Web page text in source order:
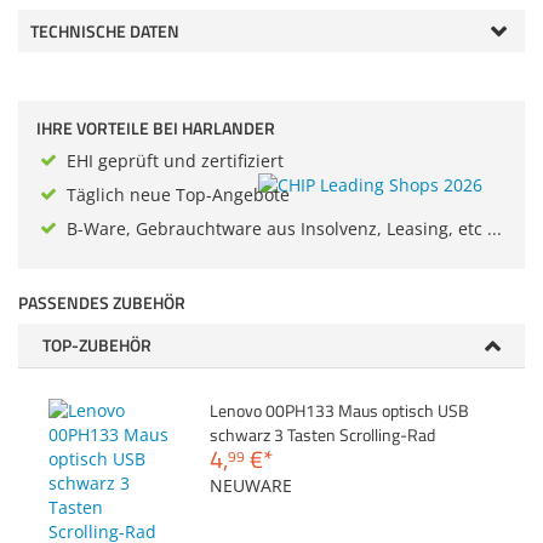
Merkzettel
TECHNISCHE DATEN
IHRE VORTEILE BEI HARLANDER
EHI geprüft und zertifiziert
Täglich neue Top-Angebote
B-Ware, Gebrauchtware aus Insolvenz, Leasing, etc ...
PASSENDES ZUBEHÖR
TOP-ZUBEHÖR
Lenovo 00PH133 Maus optisch USB
schwarz 3 Tasten Scrolling-Rad
4,99 €*
NEUWARE